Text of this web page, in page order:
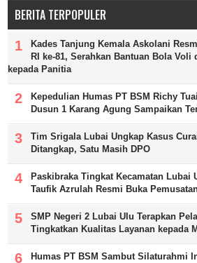
BERITA TERPOPULER
Kades Tanjung Kemala Askolani
RI ke-81, Serahkan Bantuan Bola Voli
kepada Panitia
Kepedulian Humas PT BSM Richy
Dusun 1 Karang Agung Sampaikan
Tim Srigala Lubai Ungkap Kasus
Ditangkap, Satu Masih DPO
Paskibraka Tingkat Kecamatan Lubai
Taufik Azrulah Resmi Buka
SMP Negeri 2 Lubai Ulu Terapkan
Tingkatkan Kualitas Layanan kepada
Humas PT BSM Sambut Silaturahmi